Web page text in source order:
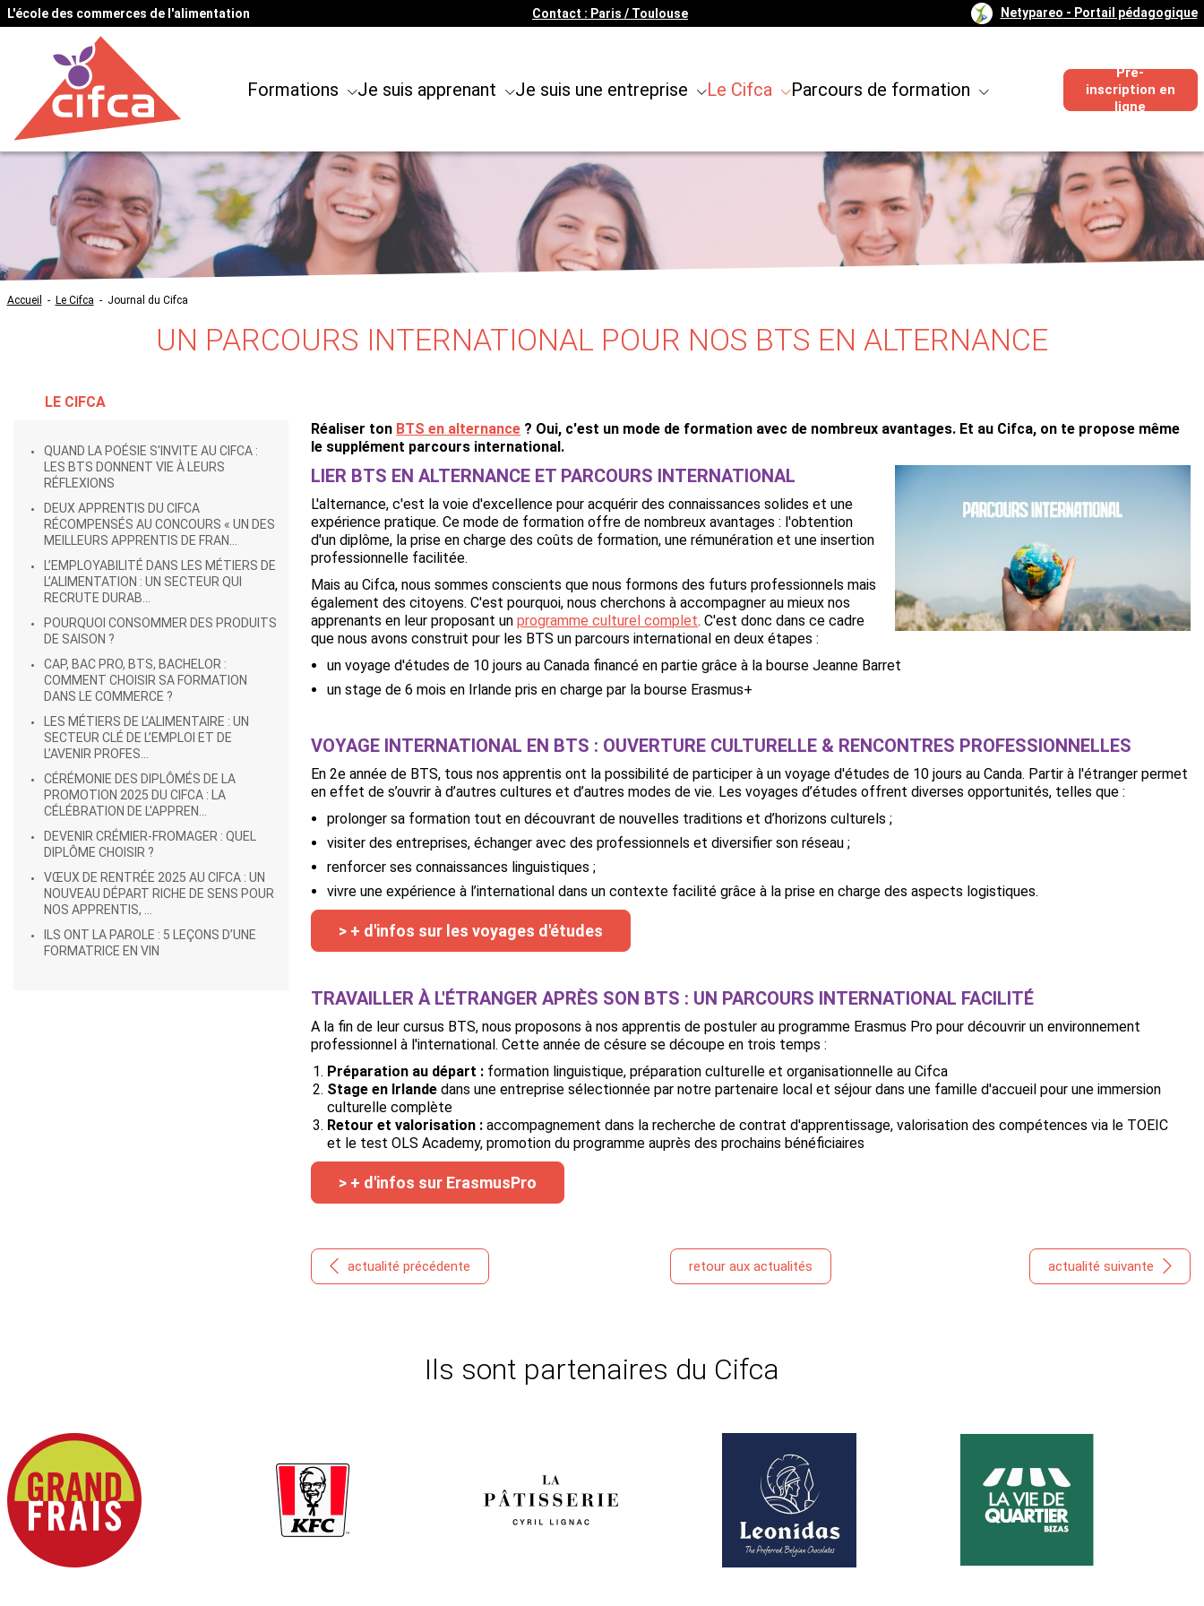
L'école des commerces de l'alimentation Contact : Paris / Toulouse Netypareo - Portail pédagogique
Formations Je suis apprenant Je suis une entreprise Le Cifca Parcours de formation
Pré-
inscription en
ligne
Accueil - Le Cifca - Journal du Cifca
UN PARCOURS INTERNATIONAL POUR NOS BTS EN ALTERNANCE
LE CIFCA
QUAND LA POÉSIE S'INVITE AU CIFCA :
LES BTS DONNENT VIE À LEURS
RÉFLEXIONS
DEUX APPRENTIS DU CIFCA
RÉCOMPENSÉS AU CONCOURS « UN DES
MEILLEURS APPRENTIS DE FRAN...
L’EMPLOYABILITÉ DANS LES MÉTIERS DE
L’ALIMENTATION : UN SECTEUR QUI
RECRUTE DURAB...
POURQUOI CONSOMMER DES PRODUITS
DE SAISON ?
CAP, BAC PRO, BTS, BACHELOR :
COMMENT CHOISIR SA FORMATION
DANS LE COMMERCE ?
LES MÉTIERS DE L’ALIMENTAIRE : UN
SECTEUR CLÉ DE L’EMPLOI ET DE
L’AVENIR PROFES...
CÉRÉMONIE DES DIPLÔMÉS DE LA
PROMOTION 2025 DU CIFCA : LA
CÉLÉBRATION DE L'APPREN...
DEVENIR CRÉMIER-FROMAGER : QUEL
DIPLÔME CHOISIR ?
VŒUX DE RENTRÉE 2025 AU CIFCA : UN
NOUVEAU DÉPART RICHE DE SENS POUR
NOS APPRENTIS, ...
ILS ONT LA PAROLE : 5 LEÇONS D’UNE
FORMATRICE EN VIN
Réaliser ton BTS en alternance ? Oui, c'est un mode de formation avec de nombreux avantages. Et au Cifca, on te propose même
le supplément parcours international.
LIER BTS EN ALTERNANCE ET PARCOURS INTERNATIONAL
L'alternance, c'est la voie d'excellence pour acquérir des connaissances solides et une
expérience pratique. Ce mode de formation offre de nombreux avantages : l'obtention
d'un diplôme, la prise en charge des coûts de formation, une rémunération et une insertion
professionnelle facilitée.
Mais au Cifca, nous sommes conscients que nous formons des futurs professionnels mais
également des citoyens. C'est pourquoi, nous cherchons à accompagner au mieux nos
apprenants en leur proposant unprogramme culturel complet. C'est donc dans ce cadre
que nous avons construit pour les BTS un parcours international en deux étapes :
un voyage d'études de 10 jours au Canada financé en partie grâce à la bourse Jeanne Barret
un stage de 6 mois en Irlande pris en charge par la bourse Erasmus+
VOYAGE INTERNATIONAL EN BTS : OUVERTURE CULTURELLE & RENCONTRES PROFESSIONNELLES
En 2e année de BTS, tous nos apprentis ont la possibilité de participer à un voyage d'études de 10 jours au Canda. Partir à l'étranger permet
en effet de s’ouvrir à d’autres cultures et d’autres modes de vie. Les voyages d’études offrent diverses opportunités, telles que :
prolonger sa formation tout en découvrant de nouvelles traditions et d’horizons culturels ;
visiter des entreprises, échanger avec des professionnels et diversifier son réseau ;
renforcer ses connaissances linguistiques ;
vivre une expérience à l’international dans un contexte facilité grâce à la prise en charge des aspects logistiques.
> + d'infos sur les voyages d'études
TRAVAILLER À L'ÉTRANGER APRÈS SON BTS : UN PARCOURS INTERNATIONAL FACILITÉ
A la fin de leur cursus BTS, nous proposons à nos apprentis de postuler au programme Erasmus Pro pour découvrir un environnement
professionnel à l'international. Cette année de césure se découpe en trois temps :
Préparation au départ : formation linguistique, préparation culturelle et organisationnelle au Cifca
Stage en Irlande dans une entreprise sélectionnée par notre partenaire local et séjour dans une famille d'accueil pour une immersion
culturelle complète
Retour et valorisation :accompagnement dans la recherche de contrat d'apprentissage, valorisation des compétences via le TOEIC
et le test OLS Academy, promotion du programme auprès des prochains bénéficiaires
> + d'infos sur ErasmusPro
actualité précédente retour aux actualités actualité suivante
Ils sont partenaires du Cifca